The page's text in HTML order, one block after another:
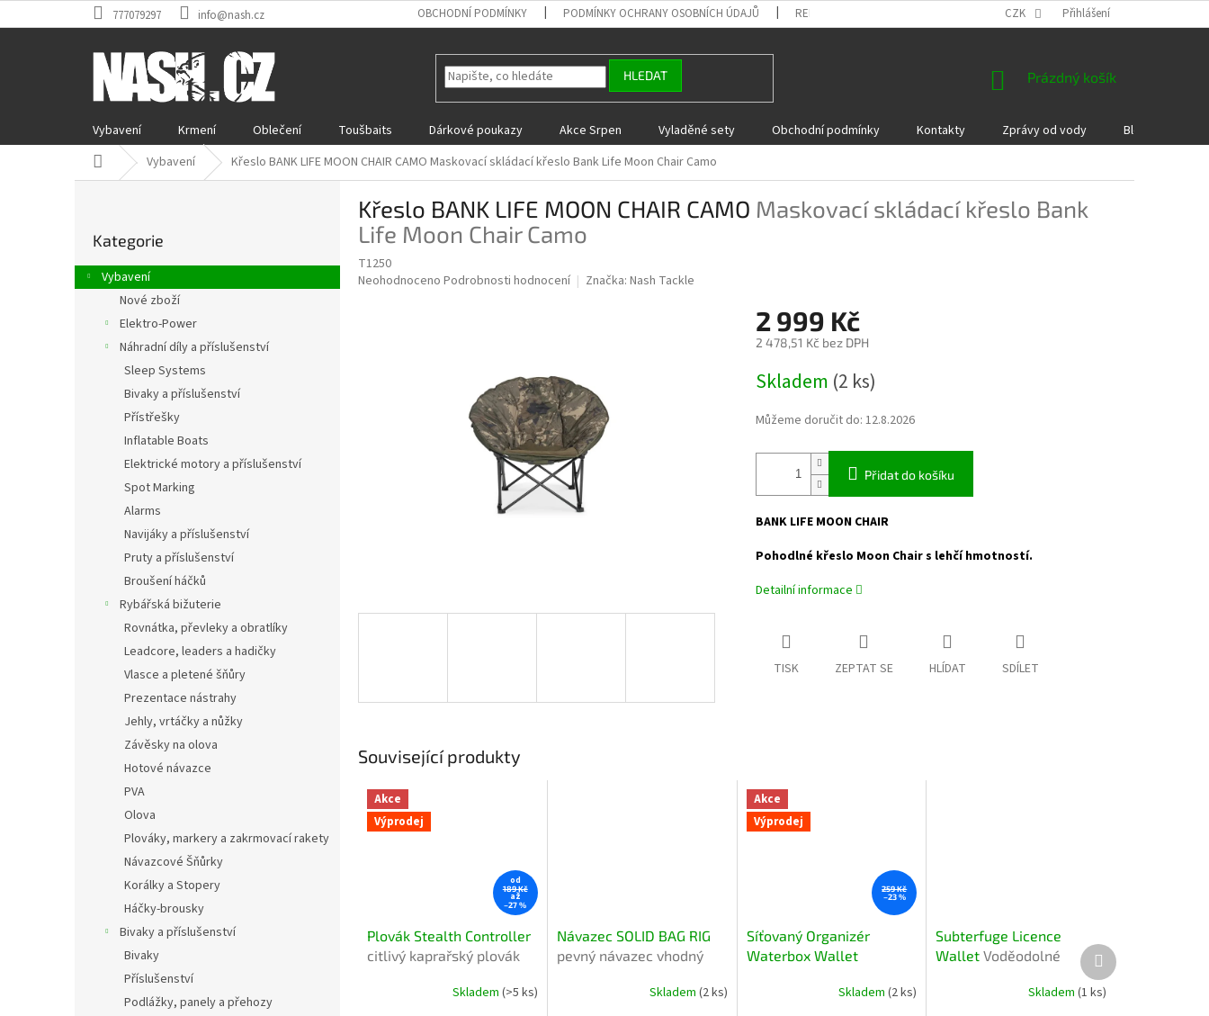
na
777079297 info@nash.cz OBCHODNÍ PODMÍNKY PODMÍNKY OCHRANY OSOBNÍCH ÚDAJŮ REKLAMACE A VRÁCENÍ ZBOŽÍ DÁRKOVÉ POUKAZY
CZK Přihlášení
HLEDAT
NÁKUPNÍ
Prázdný košík
Vybavení Krmení Oblečení Toušbaits Dárkové poukazy Akce Srpen Vyladěné sety Obchodní podmínky Kontakty Zprávy od vody Blog
Domů Vybavení Křeslo BANK LIFE MOON CHAIR CAMO Maskovací skládací křeslo Bank Life Moon Chair Camo
r
a
kategorie
Kategorie
Vybavení
Nové zboží
Elektro-Power
Náhradní díly a příslušenství
Sleep Systems
Bivaky a příslušenství
Přístřešky
Inflatable Boats
Elektrické motory a příslušenství
Spot Marking
Alarms
Navijáky a příslušenství
Pruty a příslušenství
Broušení háčků
Rybářská bižuterie
Rovnátka, převleky a obratlíky
Leadcore, leaders a hadičky
Vlasce a pletené šňůry
Prezentace nástrahy
Jehly, vrtáčky a nůžky
Závěsky na olova
Hotové návazce
PVA
Olova
Plováky, markery a zakrmovací rakety
Návazcové Šňůrky
Korálky a Stopery
Háčky-brousky
Bivaky a příslušenství
Bivaky
Příslušenství
Podlážky, panely a přehozy
Křeslo BANK LIFE MOON CHAIR CAMO Maskovací skládací křeslo Bank
Life Moon Chair Camo
T1250
Průměrné
Neohodnoceno Podrobnosti hodnocení Značka: Nash Tackle
2 999 Kč
2 478,51 Kč bez DPH
cena:
Skladem (2 ks)
Můžeme doručit do: 12.8.2026
Přidat do košíku
BANK LIFE MOON CHAIR
Pohodlné křeslo Moon Chair s lehčí hmotností.
Detailní informace
TISK ZEPTAT SE HLÍDAT SDÍLET
Související produkty
Akce
Výprodej
od
189 Kč
až
–27 %
Plovák Stealth Controller
citlivý kaprařský plovák
Skladem (>5 ks)
Návazec SOLID BAG RIG
pevný návazec vhodný
návnadových pytlících
Skladem (2 ks)
Akce
Výprodej
259 Kč
–23 %
Síťovaný Organizér
Waterbox Wallet
organizér na bižuterii a
Skladem(2 ks)
Subterfuge Licence
WalletVoděodolné
Skladem (1 ks)
Další
produkt